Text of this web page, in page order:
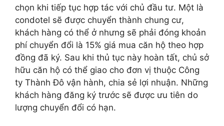
chọn khi tiếp tục hợp tác với chủ đầu tư. Một là
condotel sẽ được chuyển thành chung cư,
khách hàng có thể ở nhưng sẽ phải đóng khoản
phí chuyển đổi là 15% giá mua căn hộ theo hợp
đồng đã ký. Sau khi thủ tục này hoàn tất, chủ sở
hữu căn hộ có thể giao cho đơn vị thuộc Công
ty Thành Đô vận hành, chia sẻ lợi nhuận. Những
khách hàng đăng ký trước sẽ được ưu tiên do
lượng chuyển đổi có hạn.